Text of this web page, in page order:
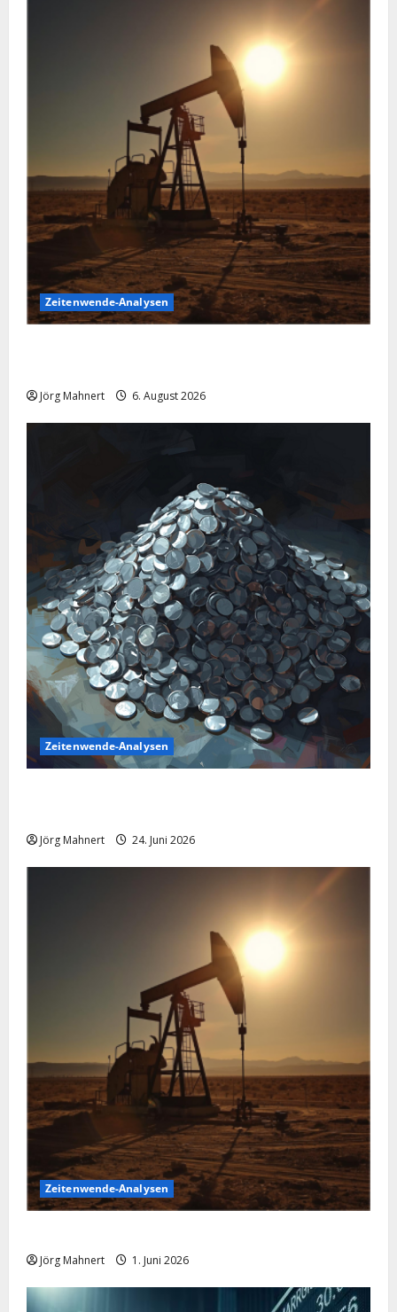
Zeitenwende-Analysen
Jörg Mahnert 6. August 2026
Zeitenwende-Analysen
Jörg Mahnert 24. Juni 2026
Zeitenwende-Analysen
Jörg Mahnert 1. Juni 2026